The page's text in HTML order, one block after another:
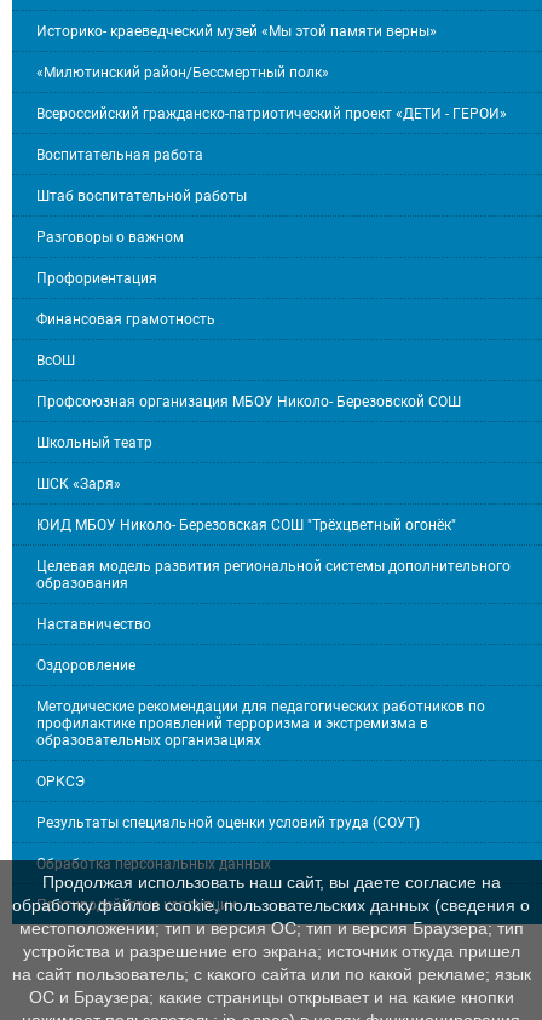
Историко- краеведческий музей «Мы этой памяти верны»
«Милютинский район/Бессмертный полк»
Всероссийский гражданско-патриотический проект «ДЕТИ - ГЕРОИ»
Воспитательная работа
Штаб воспитательной работы
Разговоры о важном
Профориентация
Финансовая грамотность
ВсОШ
Профсоюзная организация МБОУ Николо- Березовской СОШ
Школьный театр
ШСК «Заря»
ЮИД МБОУ Николо- Березовская СОШ "Трёхцветный огонёк"
Целевая модель развития региональной системы дополнительного
образования
Наставничество
Оздоровление
Методические рекомендации для педагогических работников по
профилактике проявлений терроризма и экстремизма в
образовательных организациях
ОРКСЭ
Результаты специальной оценки условий труда (СОУТ)
Обработка персональных данных
Противодействие коррупции
Продолжая использовать наш сайт, вы даете согласие на
обработку файлов cookie, пользовательских данных (сведения о
местоположении; тип и версия ОС; тип и версия Браузера; тип
устройства и разрешение его экрана; источник откуда пришел
на сайт пользователь; с какого сайта или по какой рекламе; язык
ОС и Браузера; какие страницы открывает и на какие кнопки